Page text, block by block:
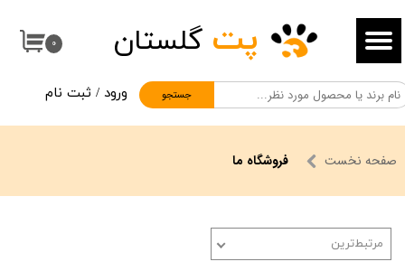
۰
جستجو
پت گلستان
ورود / ثبت نام
حساب کاربری من
تغییر گذر واژه
سفارشات
خروج از حساب کاربری
صفحه نخست فروشگاه ما
مرتبط‌ترین